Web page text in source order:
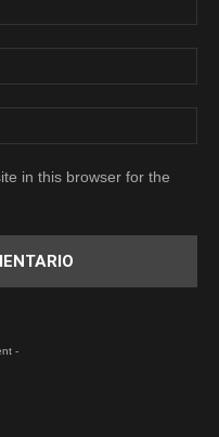
in this browser for the
-